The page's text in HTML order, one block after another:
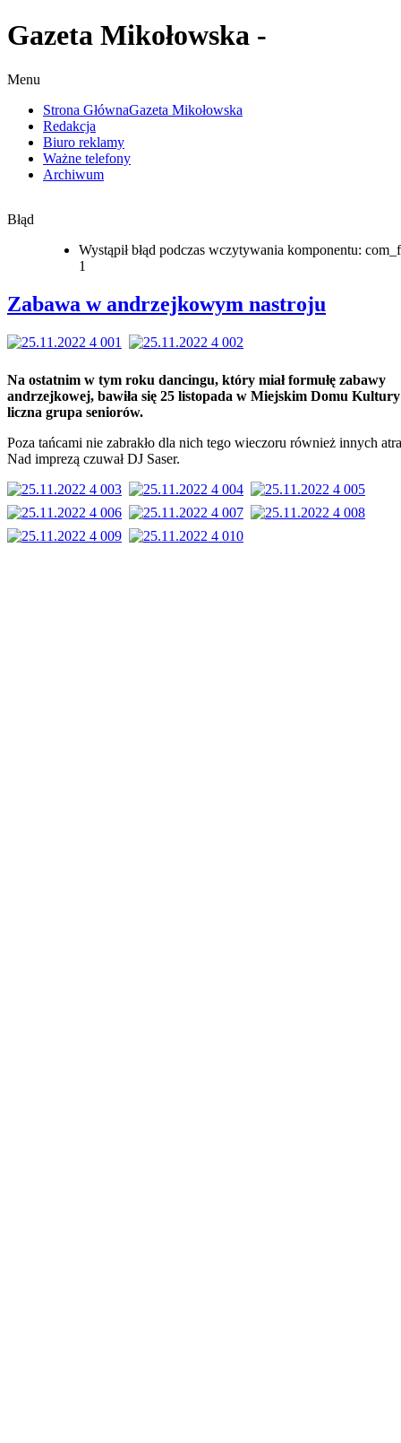
Gazeta Mikołowska -
Menu
Strona GłównaGazeta Mikołowska
Redakcja
Biuro reklamy
Ważne telefony
Archiwum
Błąd
Wystąpił błąd podczas wczytywania komponentu:
1
Zabawa w andrzejkowym nastroju
Na ostatnim w tym roku dancingu, który miał formułę zabawy
andrzejkowej, bawiła się 25 listopada w Miejskim Domu Kultury
liczna grupa seniorów.
Poza tańcami nie zabrakło dla nich tego wieczoru również innych
Nad imprezą czuwał DJ Saser.